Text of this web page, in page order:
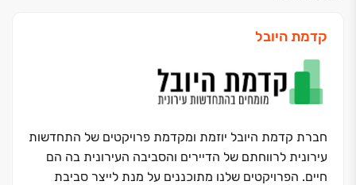
קדמת היובל
חברת קדמת היובל יוזמת ומקדמת פרויקטים של התחדשות
עירונית לרווחתם של הדיירים והסביבה העירונית בה הם
חיים. הפרויקטים שלנו מתוכננים על מנת לייצר סביבת